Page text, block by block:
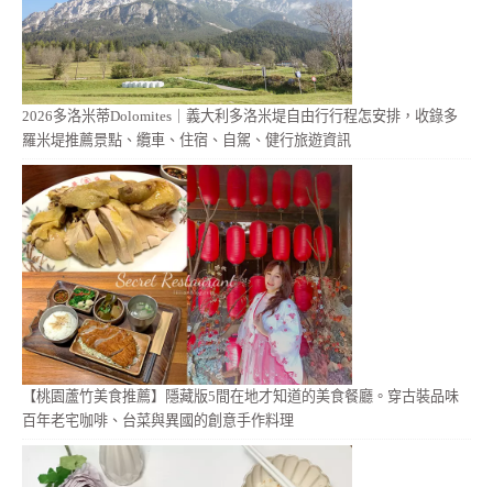
2026多洛米蒂Dolomites｜義大利多洛米堤自由行行程怎安排，收錄多
羅米堤推薦景點、纜車、住宿、自駕、健行旅遊資訊
【桃園蘆竹美食推薦】隱藏版5間在地才知道的美食餐廳。穿古裝品味
百年老宅咖啡、台菜與異國的創意手作料理